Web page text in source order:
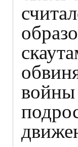
войны